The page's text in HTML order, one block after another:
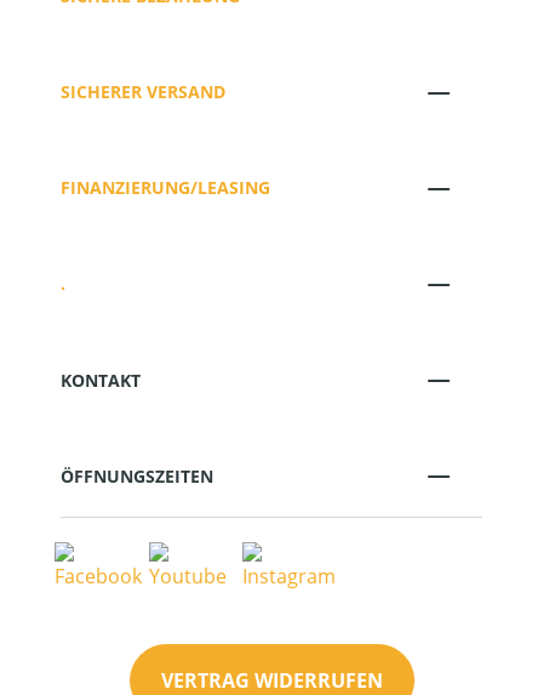
SICHERER VERSAND
FINANZIERUNG/LEASING
.
KONTAKT
ÖFFNUNGSZEITEN
VERTRAG WIDERRUFEN